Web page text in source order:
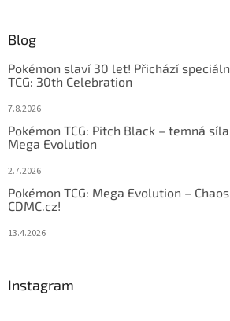
Blog
Pokémon slaví 30 let! Přichází
TCG: 30th Celebration
7.8.2026
Pokémon TCG: Pitch Black – temná
Mega Evolution
2.7.2026
Pokémon TCG: Mega Evolution –
CDMC.cz!
13.4.2026
Instagram